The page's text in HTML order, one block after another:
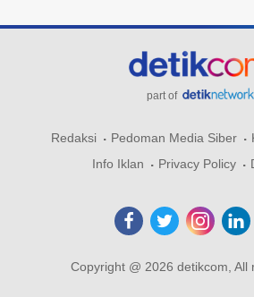
part of
Redaksi Pedoman Media Siber
Info Iklan
Privacy Policy
Copyright @ 2026 detikcom, All